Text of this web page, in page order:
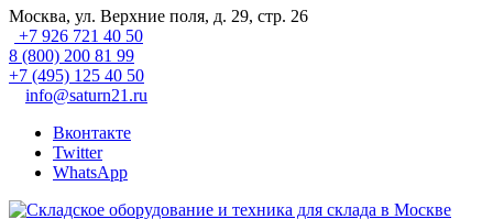
Москва, ул. Верхние поля, д. 29, стр. 26
+7 926 721 40 50
8 (800) 200 81 99
+7 (495) 125 40 50
info@saturn21.ru
Вконтакте
Twitter
WhatsApp